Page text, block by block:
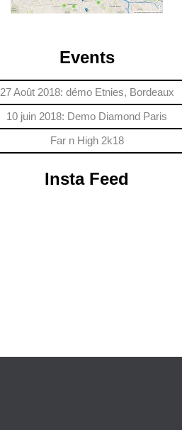
Events
27 Août 2018: démo Etnies, Bordeaux
10 juin 2018: Demo Diamond Paris
Far n High 2k18
Insta Feed